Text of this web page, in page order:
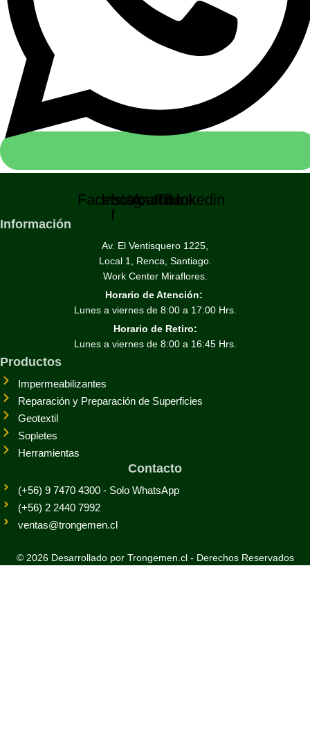
Facebook-
f
Instagram
Youtube
Tiktok
Linkedin
Información
Av. El Ventisquero 1225,
Local 1, Renca, Santiago.
Work Center Miraflores.
Horario de Atención:
Lunes a viernes de 8:00 a 17:00 Hrs.
Horario de Retiro:
Lunes a viernes de 8:00 a 16:45 Hrs.
Productos
Impermeabilizantes
Reparación y Preparación de Superficies
Geotextil
Sopletes
Herramientas
Contacto
(+56) 9 7470 4300 - Solo WhatsApp
(+56) 2 2440 7992
ventas@trongemen.cl
© 2026 Desarrollado por Trongemen.cl - Derechos Reservados